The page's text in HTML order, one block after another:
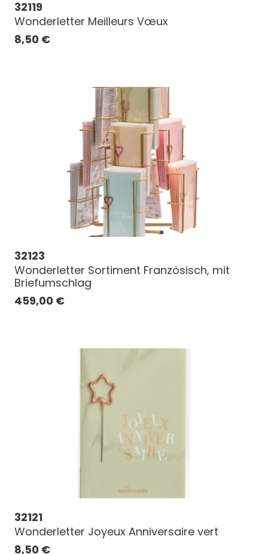
32119
Wonderletter Meilleurs Vœux
8,50 €
32123
Wonderletter Sortiment Französisch, mit
Briefumschlag
459,00 €
32121
Wonderletter Joyeux Anniversaire vert
8,50 €